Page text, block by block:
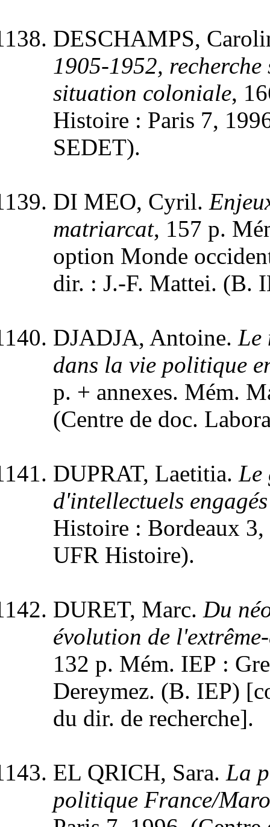
DESCHAMPS,
1905-1952,
situation coloniale,
Histoire : Paris 7,
SEDET).
DI MEO, Cyril.
matriarcat, 157 p.
option Monde
dir. : J.-F. Mattei. (B.
DJADJA, Antoine. Le
dans la vie politique
p. + annexes. Mém.
(Centre de doc.
DUPRAT, Laetitia. Le
d'intellectuels
Histoire : Bordeaux
UFR Histoire).
DURET, Marc. Du
évolution de
132 p. Mém. IEP :
Dereymez. (B. IEP)
du dir. de recherche].
EL QRICH, Sara. La
politique France/